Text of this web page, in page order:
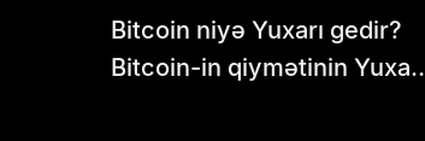
Bitcoin niyə Yuxarı gedir?
Bitcoin-in qiymətinin Yuxarı